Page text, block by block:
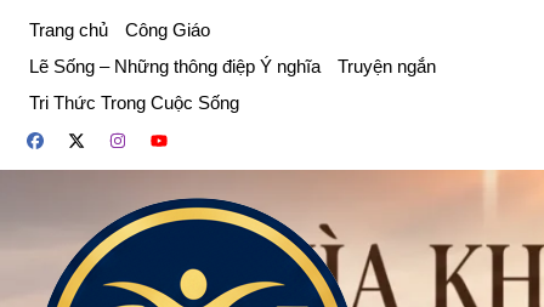
phần
dung
Trang chủ
Công Giáo
Lẽ Sống – Những thông điệp Ý nghĩa
Truyện ngắn
Tri Thức Trong Cuộc Sống